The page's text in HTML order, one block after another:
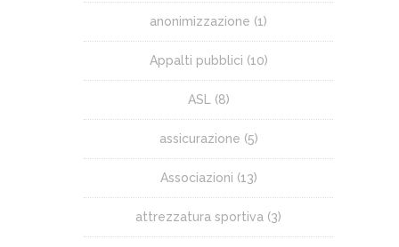
anonimizzazione (1)
Appalti pubblici (10)
ASL (8)
assicurazione (5)
Associazioni (13)
attrezzatura sportiva (3)